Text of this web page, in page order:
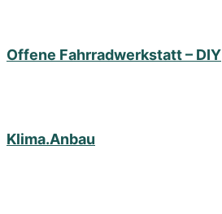
Offene Fahrradwerkstatt – DIY
Klima.Anbau